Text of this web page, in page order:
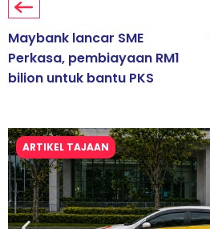
Maybank lancar SME
Perkasa, pembiayaan RM1
bilion untuk bantu PKS
ARTIKEL TAJAAN